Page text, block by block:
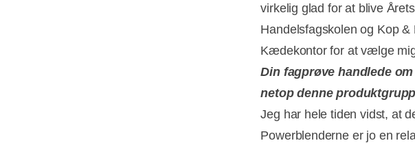
virkelig glad for at blive
Handelsfagskolen og Kop
Kædekontor for at vælge
Din fagprøve handlede
netop denne
Jeg har hele tiden vidst, at
Powerblenderne er jo en